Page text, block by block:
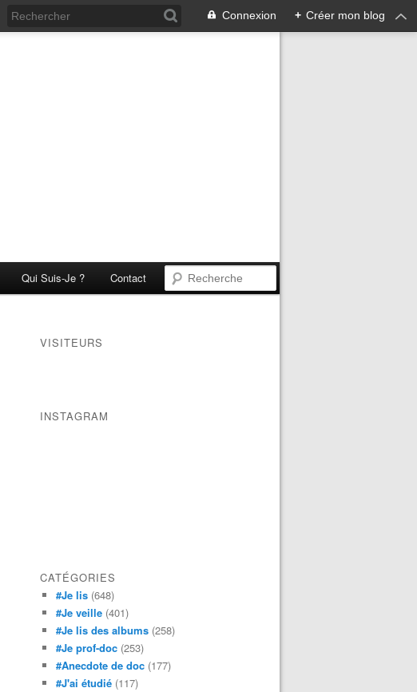
Connexion + Créer mon blog
Qui Suis-Je ? Contact
VISITEURS
INSTAGRAM
CATÉGORIES
#Je lis (648)
#Je veille (401)
#Je lis des albums (258)
#Je prof-doc (253)
#Anecdote de doc (177)
#J'ai étudié (117)